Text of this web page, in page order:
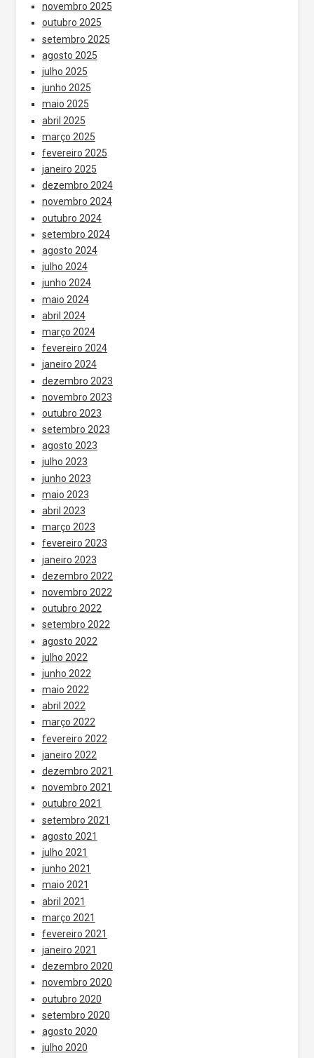
novembro 2025
outubro 2025
setembro 2025
agosto 2025
julho 2025
junho 2025
maio 2025
abril 2025
março 2025
fevereiro 2025
janeiro 2025
dezembro 2024
novembro 2024
outubro 2024
setembro 2024
agosto 2024
julho 2024
junho 2024
maio 2024
abril 2024
março 2024
fevereiro 2024
janeiro 2024
dezembro 2023
novembro 2023
outubro 2023
setembro 2023
agosto 2023
julho 2023
junho 2023
maio 2023
abril 2023
março 2023
fevereiro 2023
janeiro 2023
dezembro 2022
novembro 2022
outubro 2022
setembro 2022
agosto 2022
julho 2022
junho 2022
maio 2022
abril 2022
março 2022
fevereiro 2022
janeiro 2022
dezembro 2021
novembro 2021
outubro 2021
setembro 2021
agosto 2021
julho 2021
junho 2021
maio 2021
abril 2021
março 2021
fevereiro 2021
janeiro 2021
dezembro 2020
novembro 2020
outubro 2020
setembro 2020
agosto 2020
julho 2020